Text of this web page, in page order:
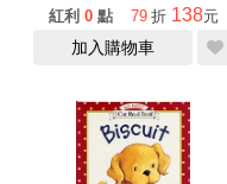
紅利 0 點 79 折 138元
加入購物車